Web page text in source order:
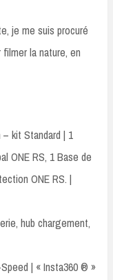
je me suis procuré
la nature, en
kit Standard | 1
ONE RS, 1 Base de
ONE RS. |
hub chargement,
| « Insta360 ® »